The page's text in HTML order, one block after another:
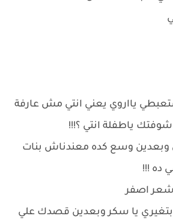
يااروي يعني انتي مش عارفة
ياطفلة انتي ؟!!!
وبعدين وسع كده معندناش بنات
ده !!!
شعر اصفر
شريف...⁦☺️⁩⁦☺️⁩⁦☺️⁩⁦☺️⁩ بتغيري يا سكر وبعدين قصدك علي